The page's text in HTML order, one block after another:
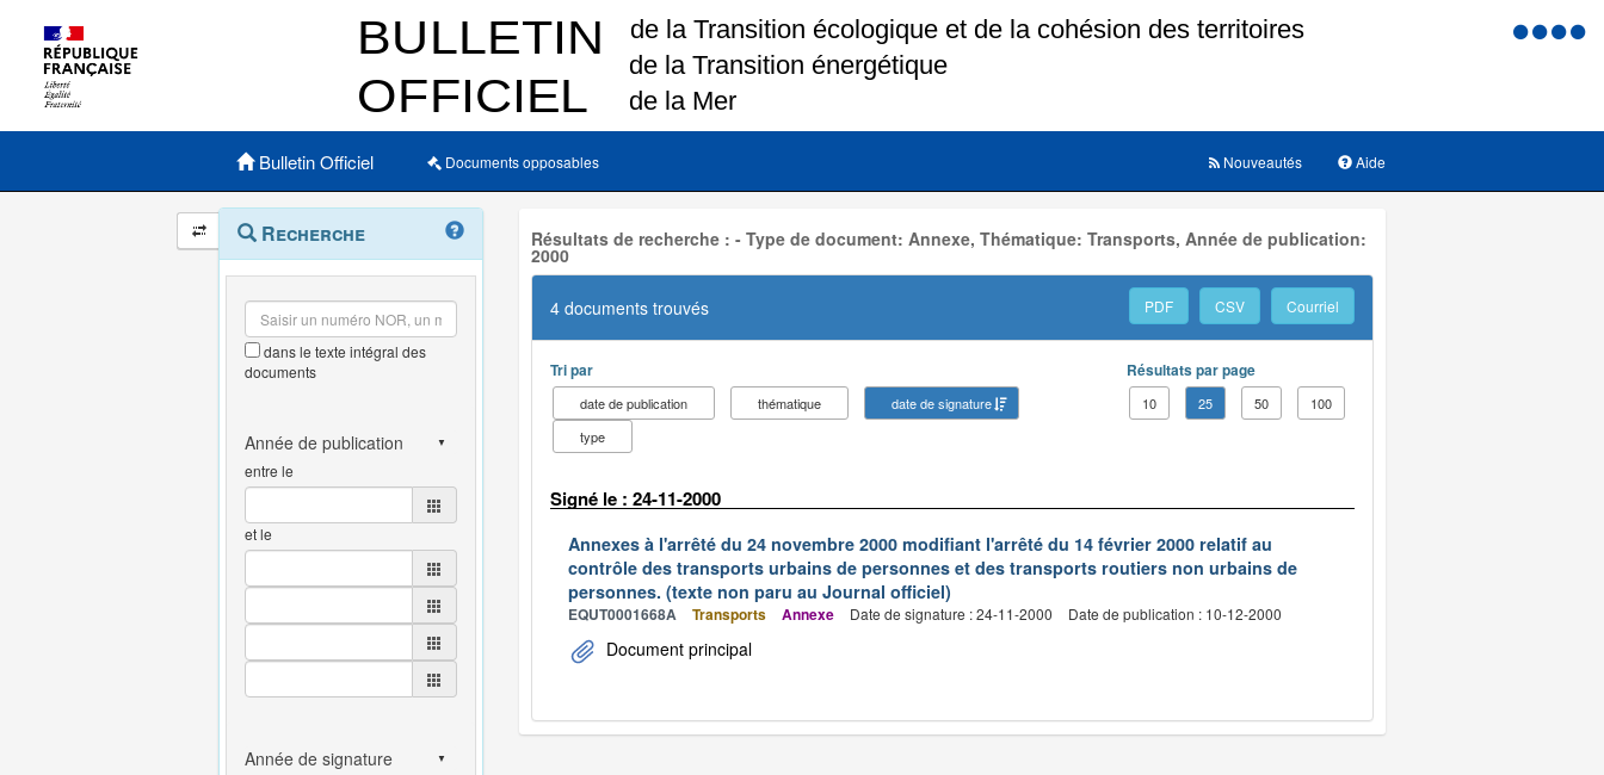
Menu
Menu principal
Bulletin Officiel Documents opposables Aide
Nouveautés
Navigation
et
outils
annexes
Menu
contextuel
Recherche
dans le texte intégral des
documents
entre le
et le
Résultats de recherche : - Type de document: Annexe, Thématique: Transports, Année de publication:
2000
4 documents trouvés PDF CSV Courriel
Tri par
date de publication thématique
date de signature
type
Résultats par page
10 25 50 100
Signé le : 24-11-2000
Annexes à l'arrêté du 24 novembre 2000 modifiant l'arrêté du 14 février 2000 relatif au
contrôle des transports urbains de personnes et des transports routiers non urbains de
personnes. (texte non paru au Journal officiel)
EQUT0001668A Transports Annexe Date de signature : 24-11-2000 Date de publication : 10-12-2000
Document principal